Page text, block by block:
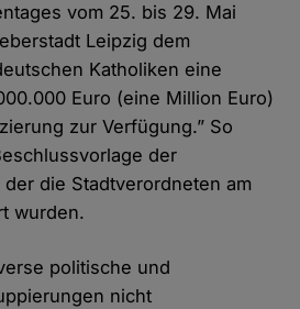
vom 25. bis 29. Mai
Leipzig dem
Katholiken eine
Euro (eine Million Euro)
zur Verfügung.” So
der
die Stadtverordneten am
wurden.
politische und
nicht